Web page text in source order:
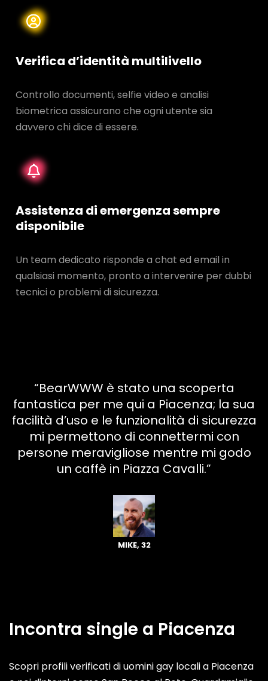
Verifica d’identità multilivello
Controllo documenti, selfie video e analisi
biometrica assicurano che ogni utente sia
davvero chi dice di essere.
Assistenza di emergenza sempre
disponibile
Un team dedicato risponde a chat ed email in
qualsiasi momento, pronto a intervenire per dubbi
tecnici o problemi di sicurezza.
“BearWWW è stato una scoperta
fantastica per me qui a Piacenza; la sua
facilità d’uso e le funzionalità di sicurezza
mi permettono di connettermi con
persone meravigliose mentre mi godo
un caffè in Piazza Cavalli.”
MIKE, 32
Incontra single a Piacenza
Scopri profili verificati di uomini gay locali a Piacenza